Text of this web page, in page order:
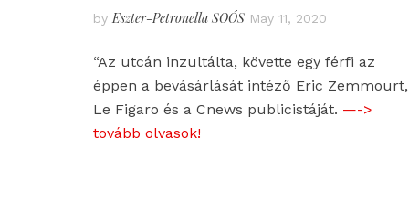
by Eszter-Petronella SOÓS May 11, 2020
“Az utcán inzultálta, követte egy férfi az
éppen a bevásárlását intéző Eric
Le Figaro és a Cnews publicistáját. —->
tovább olvasok!